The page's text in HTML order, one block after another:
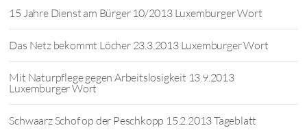
15 Jahre Dienst am Bürger 10/2013 Luxemburger Wort
Das Netz bekommt Löcher 23.3.2013 Luxemburger Wort
Mit Naturpflege gegen Arbeitslosigkeit 13.9.2013
Luxemburger Wort
Schwaarz Schof op der Peschkopp 15.2.2013 Tageblatt